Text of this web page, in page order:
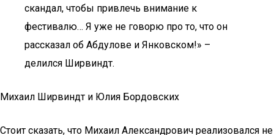
скандал, чтобы привлечь внимание к
фестивалю… Я уже не говорю про то, что он
рассказал об Абдулове и Янковском!» –
делился Ширвиндт.
Михаил Ширвиндт и Юлия Бордовских
Стоит сказать, что Михаил Александрович реализовался не